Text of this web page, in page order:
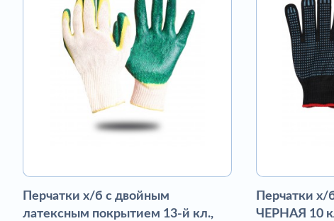
Перчатки х/б с двойным
латексным покрытием 13-й кл.,
Перчатки
ЧЕРНАЯ 10